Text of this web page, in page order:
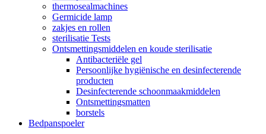
thermosealmachines
Germicide lamp
zakjes en rollen
sterilisatie Tests
Ontsmettingsmiddelen en koude sterilisatie
Antibacteriële gel
Persoonlijke hygiënische en desinfecterende
producten
Desinfecterende schoonmaakmiddelen
Ontsmettingsmatten
borstels
Bedpanspoeler